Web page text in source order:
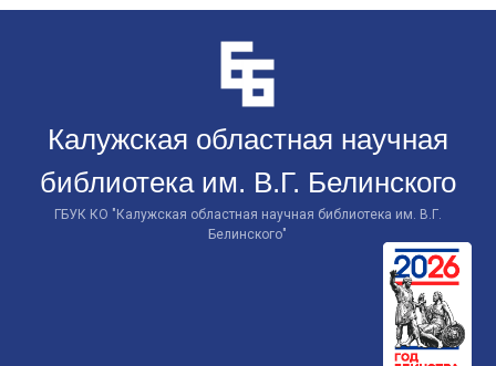
Калужская областная научная
библиотека им. В.Г. Белинского
ГБУК КО "Калужская областная научная библиотека им. В.Г.
Белинского"